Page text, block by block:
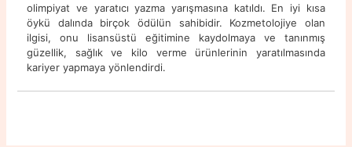
olimpiyat ve yaratıcı yazma yarışmasına katıldı. En iyi kısa
öykü dalında birçok ödülün sahibidir. Kozmetolojiye olan
ilgisi, onu lisansüstü eğitimine kaydolmaya ve tanınmış
güzellik, sağlık ve kilo verme ürünlerinin yaratılmasında
kariyer yapmaya yönlendirdi.